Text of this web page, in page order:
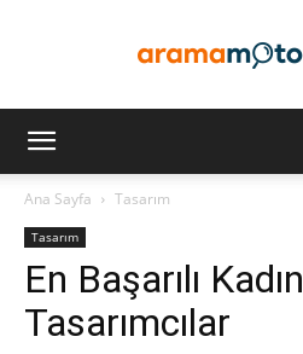
Ana Sayfa Tasarım
Tasarım
En Başarılı Kadın
Tasarımcılar